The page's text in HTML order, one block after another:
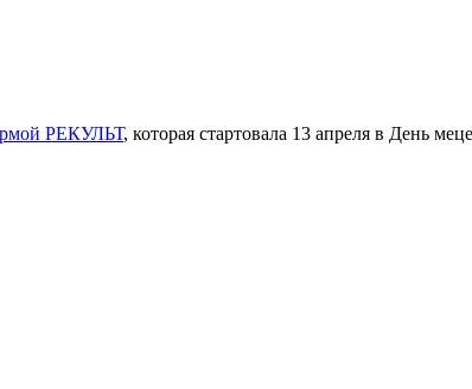
РЕКУЛЬТ, которая стартовала 13 апреля в День